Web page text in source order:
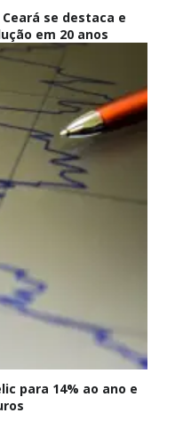
se destaca e
em 20 anos
para 14% ao ano e